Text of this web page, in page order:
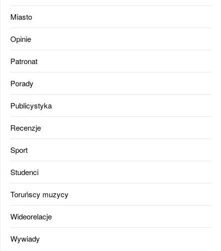
Miasto
Opinie
Patronat
Porady
Publicystyka
Recenzje
Sport
Studenci
Toruńscy muzycy
Wideorelacje
Wywiady